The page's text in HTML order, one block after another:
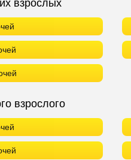
взрослых
взрослого